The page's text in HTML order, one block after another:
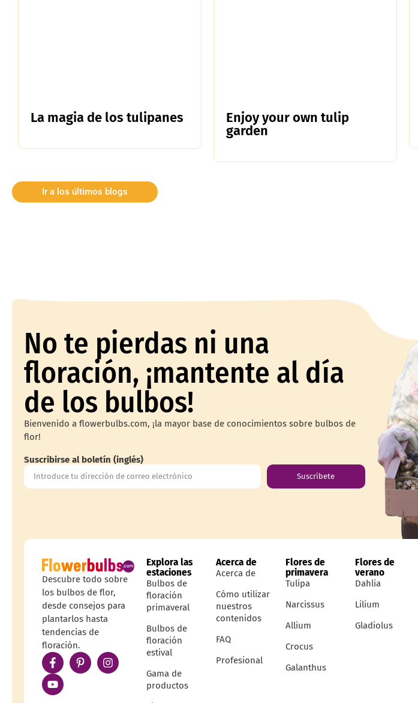
La magia de los tulipanes
Enjoy your own tulip
garden
Ir a los últimos blogs
No te pierdas ni una
floración, ¡mantente al día
de los bulbos!
Bienvenido a flowerbulbs.com, ¡la mayor base de conocimientos sobre bulbos de
flor!
Suscribirse al boletín (inglés)
Suscríbete
Descubre todo sobre
los bulbos de flor,
desde consejos para
plantarlos hasta
tendencias de
floración.
Explora las
estaciones
Bulbos de
floración
primaveral
Bulbos de
floración
estival
Gama de
productos
Acerca de
Acerca de
Cómo utilizar
nuestros
contenidos
FAQ
Profesional
Flores de
primavera
Tulipa
Narcissus
Allium
Crocus
Galanthus
Flores de
verano
Dahlia
Lilium
Gladiolus